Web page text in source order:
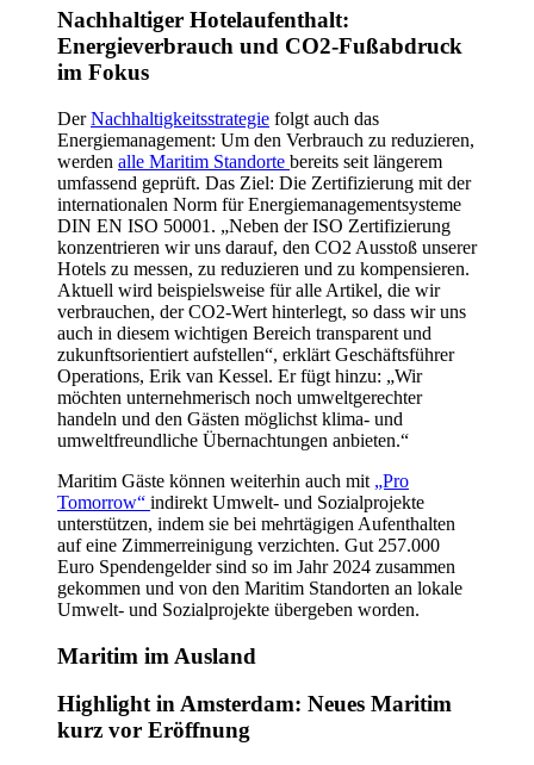
Nachhaltiger Hotelaufenthalt:
Energieverbrauch und CO2-Fußabdruck
im Fokus
DerNachhaltigkeitsstrategie folgt auch das
Energiemanagement: Um den Verbrauch zu reduzieren,
werden alle Maritim Standorte bereits seit längerem
umfassend geprüft. Das Ziel: Die Zertifizierung mit der
internationalen Norm für Energiemanagementsysteme
DIN EN ISO 50001. „Neben der ISO Zertifizierung
konzentrieren wir uns darauf, den CO2 Ausstoß unserer
Hotels zu messen, zu reduzieren und zu kompensieren.
Aktuell wird beispielsweise für alle Artikel, die wir
verbrauchen, der CO2-Wert hinterlegt, so dass wir uns
auch in diesem wichtigen Bereich transparent und
zukunftsorientiert aufstellen“, erklärt Geschäftsführer
Operations, Erik van Kessel. Er fügt hinzu: „Wir
möchten unternehmerisch noch umweltgerechter
handeln und den Gästen möglichst klima- und
umweltfreundliche Übernachtungen anbieten.“
Maritim Gäste können weiterhin auch mit „Pro
Tomorrow“ indirekt Umwelt- und Sozialprojekte
unterstützen, indem sie bei mehrtägigen Aufenthalten
auf eine Zimmerreinigung verzichten. Gut 257.000
Euro Spendengelder sind so im Jahr 2024 zusammen
gekommen und von den Maritim Standorten an lokale
Umwelt- und Sozialprojekte übergeben worden.
Maritim im Ausland
Highlight in Amsterdam: Neues Maritim
kurz vor Eröffnung